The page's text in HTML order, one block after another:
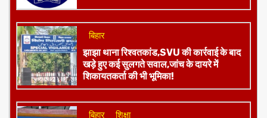
बिहार
झाझा थाना रिश्वतकांड,SVU की कार्रवाई के बाद
खड़े हुए कई सुलगते सवाल,जांच के दायरे में
शिकायतकर्ता की भी भूमिका!
बिहार शिक्षा